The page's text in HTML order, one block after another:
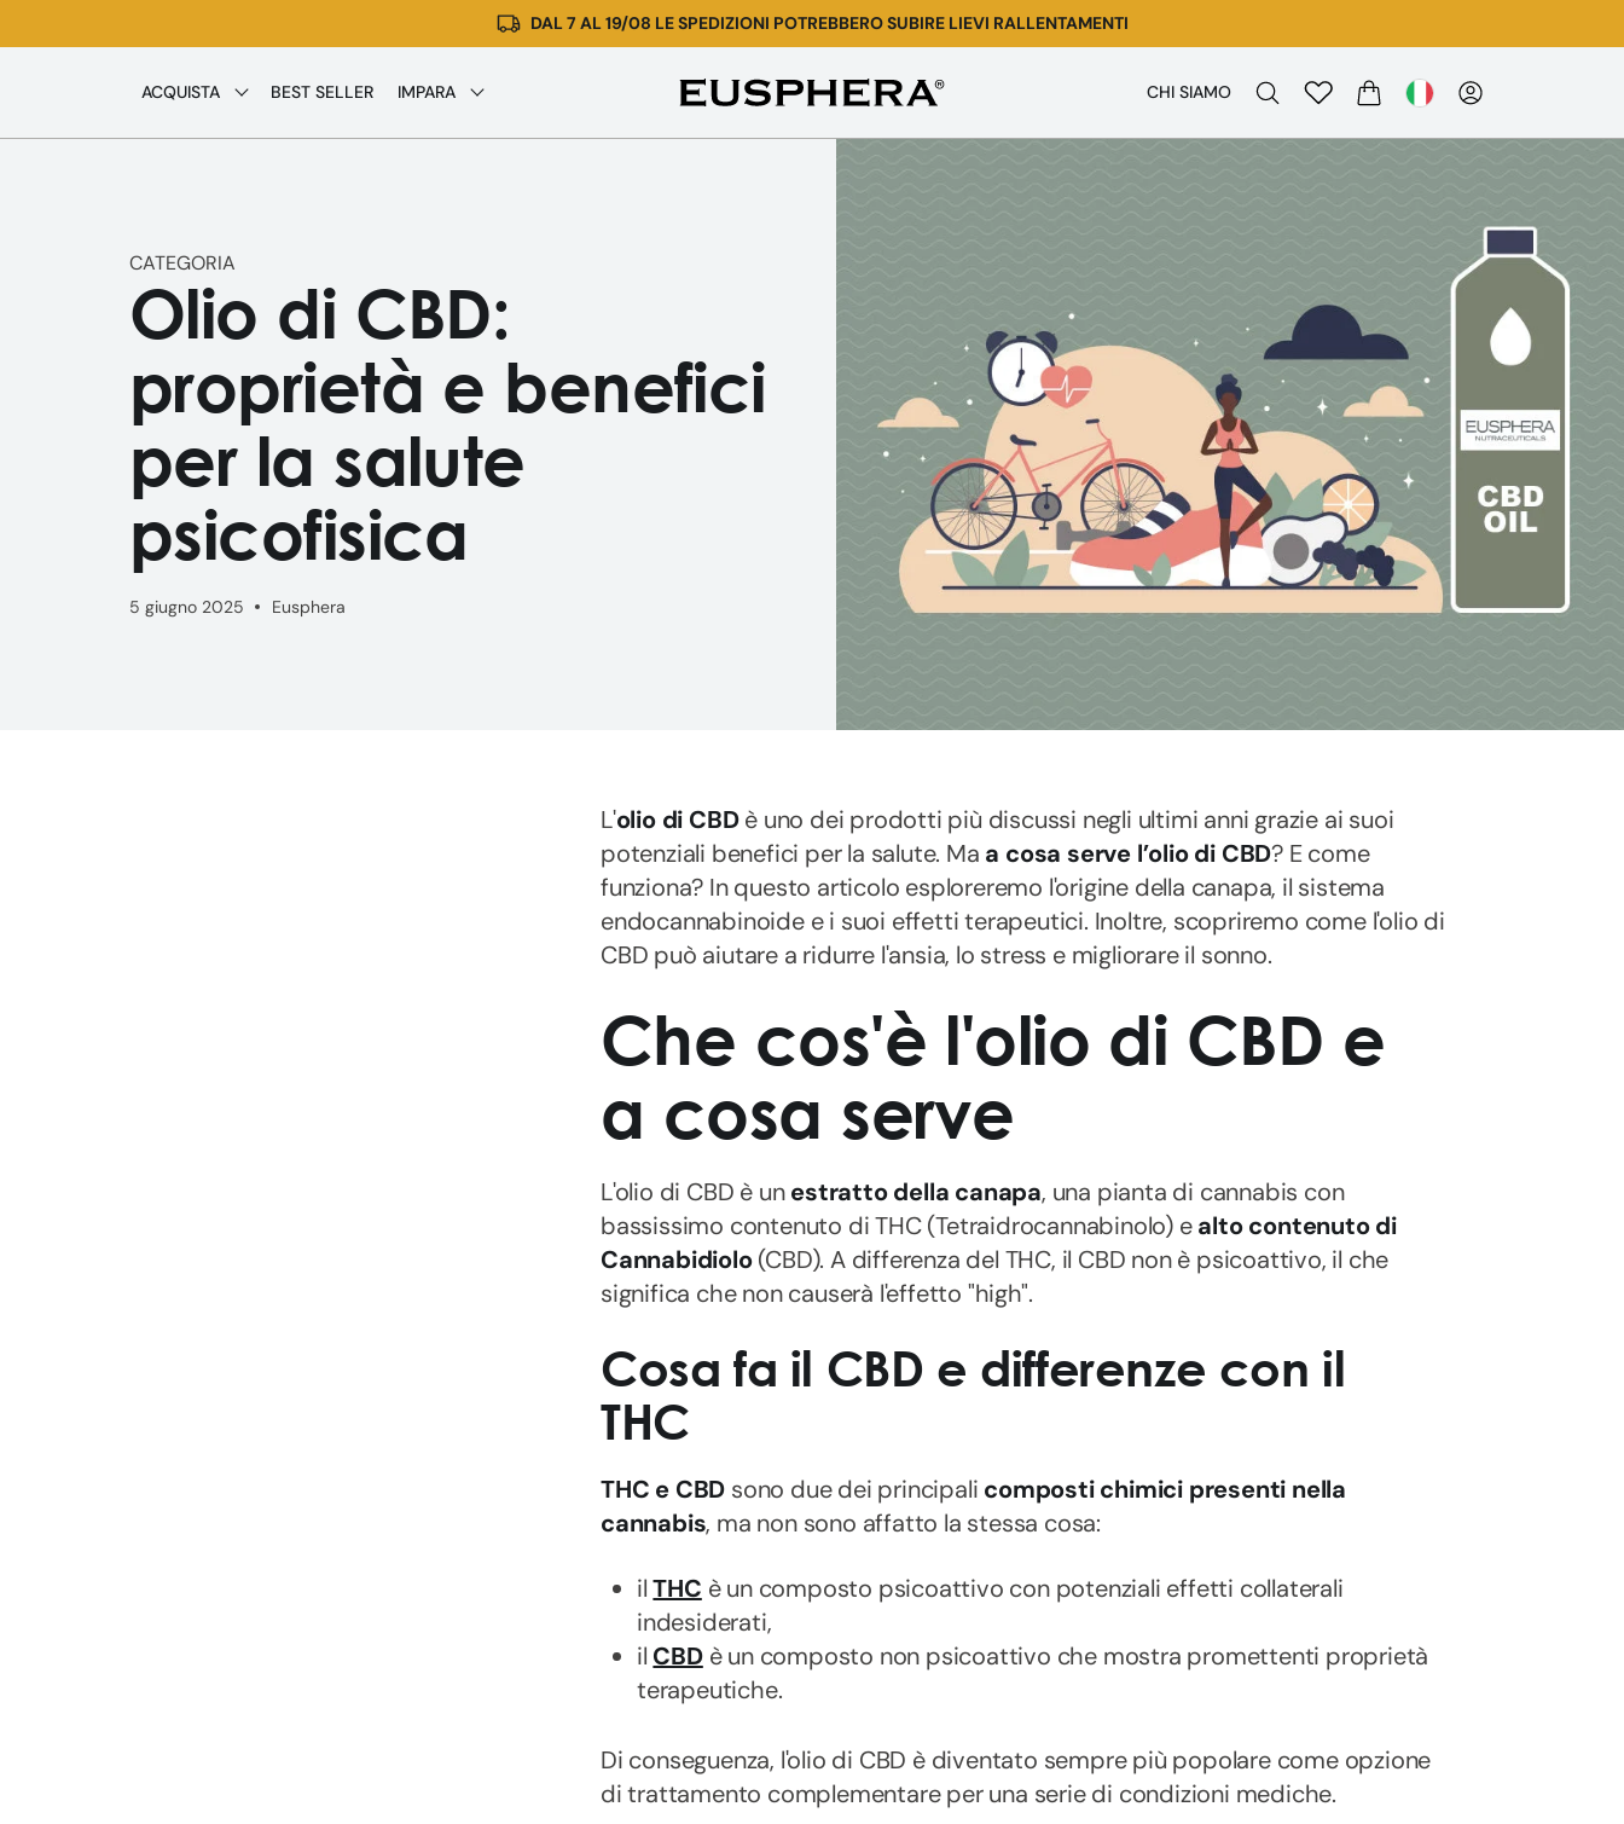
direttamente
DAL 7 AL 19/08 LE SPEDIZIONI POTREBBERO SUBIRE LIEVI RALLENTAMENTI
ACQUISTA BEST SELLER IMPARA
CHI SIAMO
CATEGORIA
Olio di CBD:
proprietà e benefici
per la salute
psicofisica
5 giugno 2025 Eusphera
L'olio di CBDè uno dei prodotti più discussi negli ultimi anni grazie ai suoi
potenziali benefici per la salute. Ma a cosa serve l’olio di CBD? E come
funziona? In questo articolo esploreremo l'origine della canapa, il sistema
endocannabinoide e i suoi effetti terapeutici. Inoltre, scopriremo come l'olio di
CBD può aiutare a ridurre l'ansia, lo stress e migliorare il sonno.
Che cos'è l'olio di CBD e
a cosa serve
L'olio di CBD è unestratto della canapa, una pianta di cannabis con
bassissimo contenuto di THC (Tetraidrocannabinolo) ealto contenuto di
Cannabidiolo(CBD). A differenza del THC, il CBD non è psicoattivo, il che
significa che non causerà l'effetto "high".
Cosa fa il CBD e differenze con il
THC
THC e CBD sono due dei principali composti chimici presenti nella
cannabis, ma non sono affatto la stessa cosa:
ilTHC è un composto psicoattivo con potenziali effetti collaterali
indesiderati,
il CBDè un composto non psicoattivo che mostra promettenti proprietà
terapeutiche.
Di conseguenza, l'olio di CBD è diventato sempre più popolare come opzione
di trattamento complementare per una serie di condizioni mediche.